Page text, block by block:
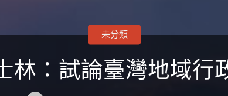
林：試論臺灣地域行
未分類